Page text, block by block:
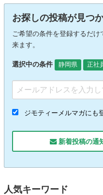
お探しの投稿が見つ
ご希望の条件を登録するだ
来ます。
選択中の条件 静岡県 正社
ジモティーメルマガにも
新着投稿の通
人気キーワード